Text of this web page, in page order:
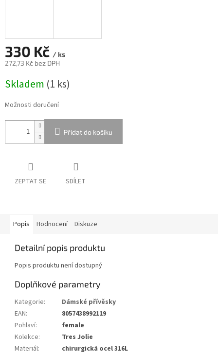
330 Kč / ks
272,73 Kč bez DPH
cena:
Skladem (1 ks)
Možnosti doručení
Přidat do košíku
ZEPTAT SE SDÍLET
Popis Hodnocení Diskuze
Detailní popis produktu
Popis produktu není dostupný
Doplňkové parametry
Kategorie:
Dámské přívěsky
EAN:
8057438992119
Pohlaví:
female
Kolekce:
Tres Jolie
Materiál:
chirurgická ocel 316L